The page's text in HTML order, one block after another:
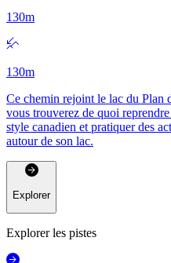
130m
130m
Ce chemin rejoint le lac du Plan
vous trouverez de quoi
style canadien et pratiquer des
autour de son lac.
Explorer
Explorer les pistes